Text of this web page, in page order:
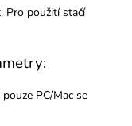
Pro použití stačí
PC/Mac se